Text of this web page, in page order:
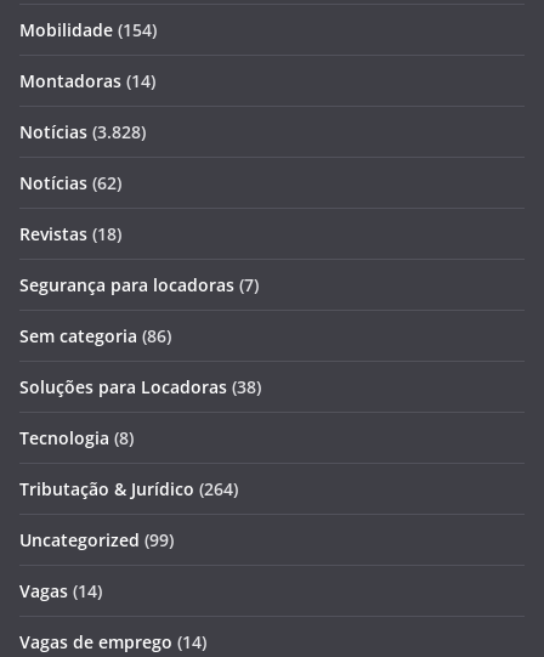
Mobilidade (154)
Montadoras (14)
Notícias (3.828)
Notícias (62)
Revistas (18)
Segurança para locadoras (7)
Sem categoria (86)
Soluções para Locadoras (38)
Tecnologia (8)
Tributação & Jurídico (264)
Uncategorized (99)
Vagas (14)
Vagas de emprego (14)